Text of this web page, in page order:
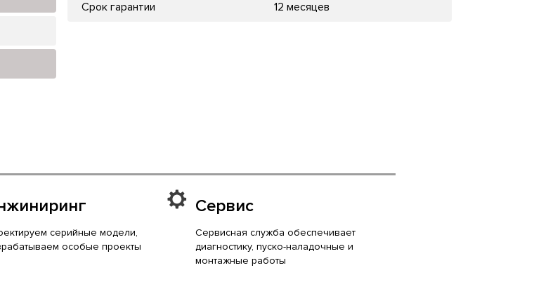
Срок гарантии 12 месяцев
серийные модели,
особые проекты
Сервис
Сервисная служба обеспечивает
диагностику, пуско-наладочные и
монтажные работы